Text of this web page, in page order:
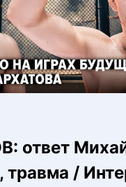
ответ
травма /